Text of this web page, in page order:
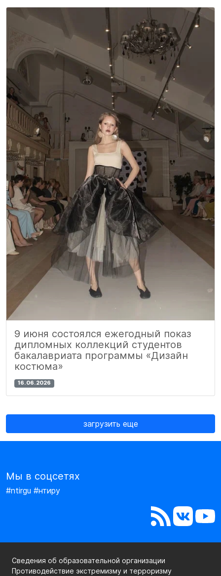
9 июня состоялся ежегодный показ
дипломных коллекций студентов
бакалавриата программы «Дизайн
костюма»
16.06.2026
загрузить еще
Мы в соцсетях
#ntirgu #нтиру
Сведения об образовательной организации
Противодействие экстремизму и терроризму